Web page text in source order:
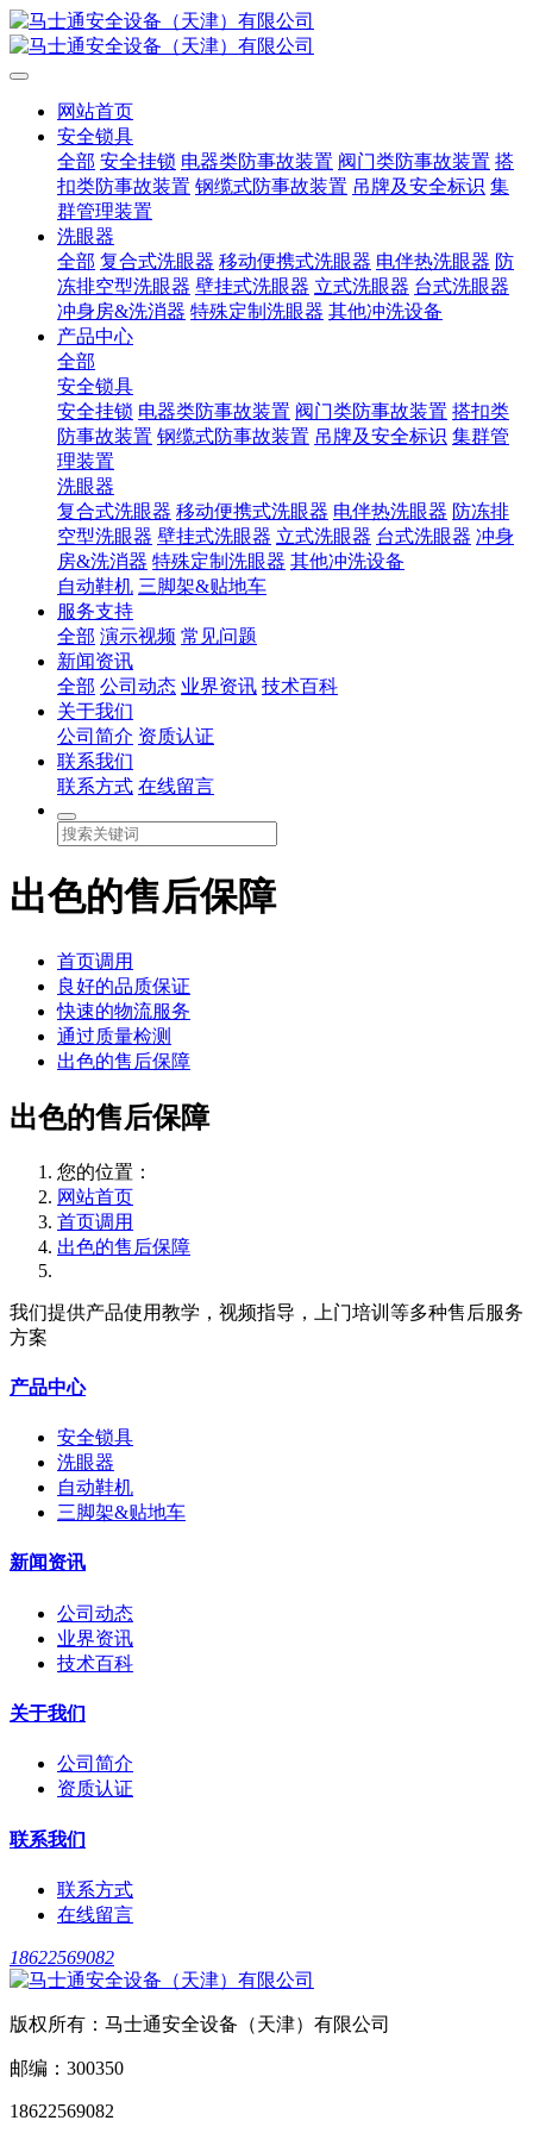
网站首页
安全锁具
全部 安全挂锁 电器类防事故装置 阀门类防事故装置 搭
扣类防事故装置 钢缆式防事故装置 吊牌及安全标识 集
群管理装置
洗眼器
全部 复合式洗眼器 移动便携式洗眼器 电伴热洗眼器 防
冻排空型洗眼器 壁挂式洗眼器 立式洗眼器 台式洗眼器
冲身房&洗消器 特殊定制洗眼器 其他冲洗设备
产品中心
全部
安全锁具
安全挂锁 电器类防事故装置 阀门类防事故装置 搭扣类
防事故装置 钢缆式防事故装置 吊牌及安全标识 集群管
理装置
洗眼器
复合式洗眼器 移动便携式洗眼器 电伴热洗眼器 防冻排
空型洗眼器 壁挂式洗眼器 立式洗眼器 台式洗眼器 冲身
房&洗消器 特殊定制洗眼器 其他冲洗设备
自动鞋机 三脚架&贴地车
服务支持
全部 演示视频 常见问题
新闻资讯
全部 公司动态 业界资讯 技术百科
关于我们
公司简介 资质认证
联系我们
联系方式 在线留言
出色的售后保障
首页调用
良好的品质保证
快速的物流服务
通过质量检测
出色的售后保障
出色的售后保障
您的位置：
网站首页
首页调用
出色的售后保障
我们提供产品使用教学，视频指导，上门培训等多种售后服务
方案
产品中心
安全锁具
洗眼器
自动鞋机
三脚架&贴地车
新闻资讯
公司动态
业界资讯
技术百科
关于我们
公司简介
资质认证
联系我们
联系方式
在线留言
18622569082
版权所有：马士通安全设备（天津）有限公司
邮编：300350
18622569082